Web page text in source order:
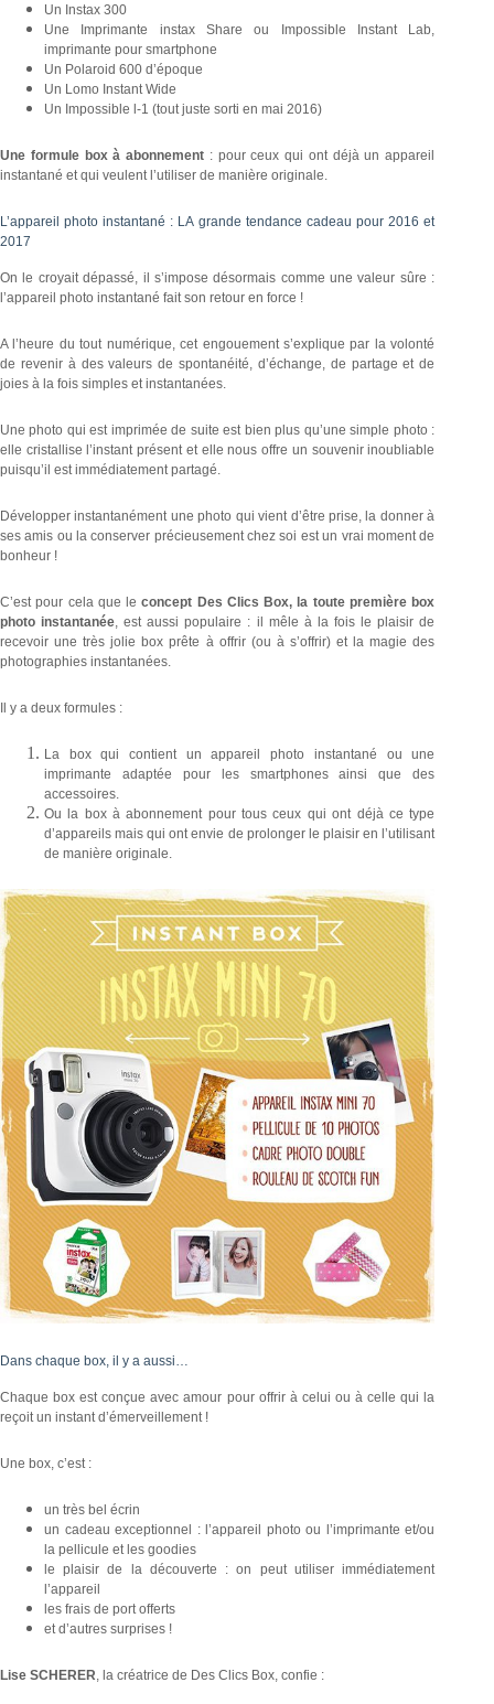
Un Instax 300
Une Imprimante instax Share ou Impossible Instant Lab,
imprimante pour smartphone
Un Polaroid 600 d’époque
Un Lomo Instant Wide
Un Impossible l-1 (tout juste sorti en mai 2016)
Une formule box à abonnement : pour ceux qui ont déjà un appareil
instantané et qui veulent l’utiliser de manière originale.
L’appareil photo instantané : LA grande tendance cadeau pour 2016 et
2017
On le croyait dépassé, il s’impose désormais comme une valeur sûre :
l’appareil photo instantané fait son retour en force !
A l’heure du tout numérique, cet engouement s’explique par la volonté
de revenir à des valeurs de spontanéité, d’échange, de partage et de
joies à la fois simples et instantanées.
Une photo qui est imprimée de suite est bien plus qu’une simple photo :
elle cristallise l’instant présent et elle nous offre un souvenir inoubliable
puisqu’il est immédiatement partagé.
Développer instantanément une photo qui vient d’être prise, la donner à
ses amis ou la conserver précieusement chez soi est un vrai moment de
bonheur !
C’est pour cela que leconcept Des Clics Box, la toute première box
photo instantanée, est aussi populaire : il mêle à la fois le plaisir de
recevoir une très jolie box prête à offrir (ou à s’offrir) et la magie des
photographies instantanées.
Il y a deux formules :
La box qui contient un appareil photo instantané ou une
imprimante adaptée pour les smartphones ainsi que des
accessoires.
Ou la box à abonnement pour tous ceux qui ont déjà ce type
d’appareils mais qui ont envie de prolonger le plaisir en l’utilisant
de manière originale.
Dans chaque box, il y a aussi…
Chaque box est conçue avec amour pour offrir à celui ou à celle qui la
reçoit un instant d’émerveillement !
Une box, c’est :
un très bel écrin
un cadeau exceptionnel : l’appareil photo ou l’imprimante et/ou
la pellicule et les goodies
le plaisir de la découverte : on peut utiliser immédiatement
l’appareil
les frais de port offerts
et d’autres surprises !
Lise SCHERER, la créatrice de Des Clics Box, confie :